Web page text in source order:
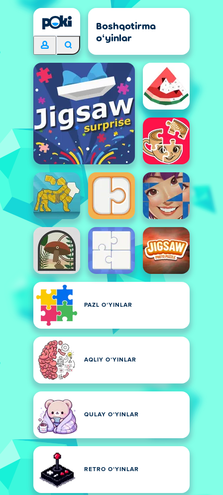
Boshqotirma
oʻyinlar
PAZL OʻYINLAR
AQLIY OʻYINLAR
QULAY OʻYINLAR
RETRO OʻYINLAR